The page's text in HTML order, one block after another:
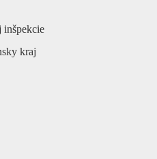
inšpekcie
kraj